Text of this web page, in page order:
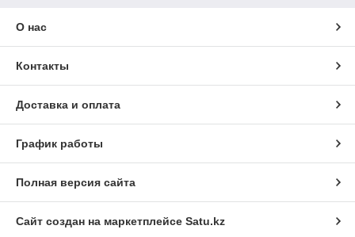
О нас
Контакты
Доставка и оплата
График работы
Полная версия сайта
Сайт создан на маркетплейсе Satu.kz